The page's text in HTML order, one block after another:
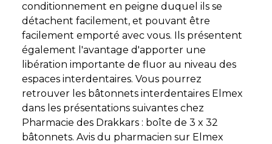
conditionnement en peigne duquel ils se
détachent facilement, et pouvant être
facilement emporté avec vous. Ils présentent
également l'avantage d'apporter une
libération importante de fluor au niveau des
espaces interdentaires. Vous pourrez
retrouver les bâtonnets interdentaires Elmex
dans les présentations suivantes chez
Pharmacie des Drakkars : boîte de 3 x 32
bâtonnets. Avis du pharmacien sur Elmex